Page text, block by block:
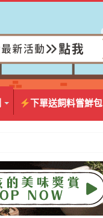
下單送飼料嘗鮮包